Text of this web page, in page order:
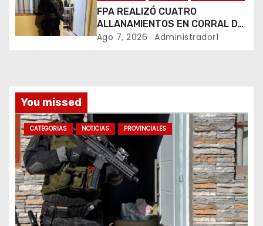
r
a
a
s
FPA REALIZÓ CUATRO
ALLANAMIENTOS EN CORRAL DE
BUSTOS-IFFLINGER
Ago 7, 2026 Administrador1
You missed
CATEGORIAS NOTICIAS PROVINCIALES